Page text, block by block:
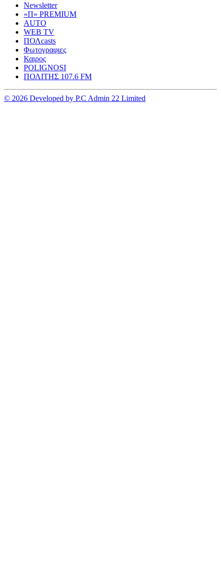
Newsletter
«Π» PREMIUM
AUTO
WEB TV
ΠΟΛcasts
Φωτογραφιες
Καιρος
POLIGNOSI
ΠΟΛΙΤΗΣ 107.6 FM
© 2026 Developed by P.C Admin 22 Limited